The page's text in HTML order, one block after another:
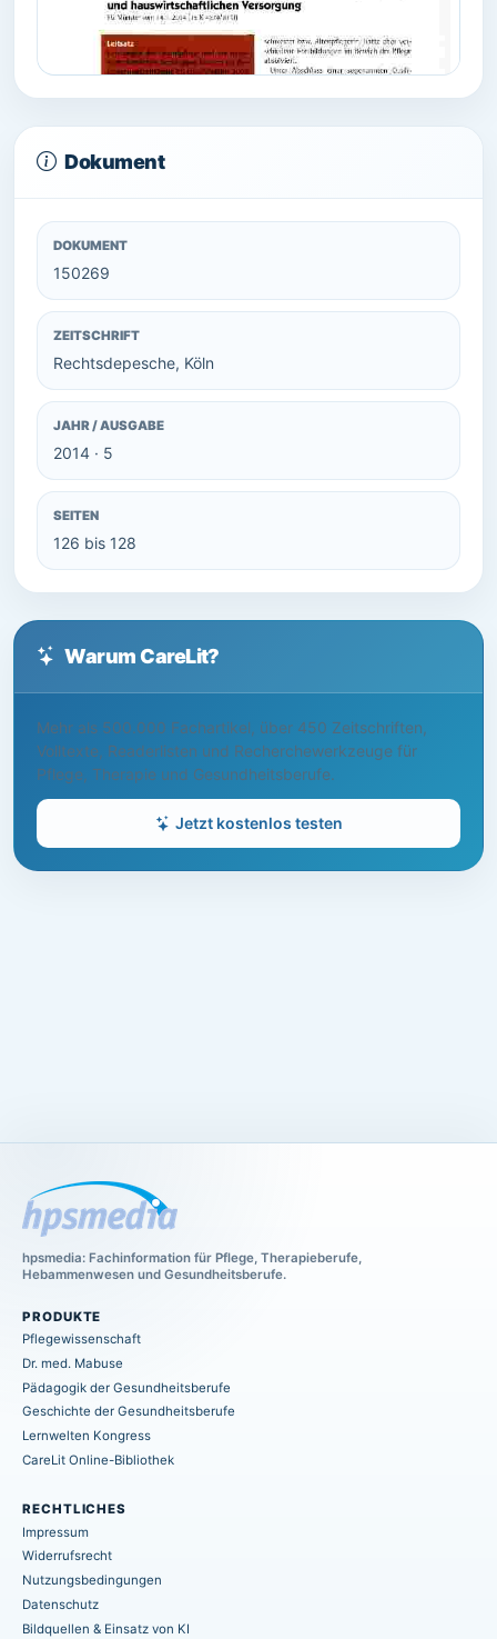
Dokument
DOKUMENT
150269
ZEITSCHRIFT
Rechtsdepesche, Köln
JAHR / AUSGABE
2014 · 5
SEITEN
126 bis 128
Warum CareLit?
Mehr als 500.000 Fachartikel, über 450 Zeitschriften,
Volltexte, Readerlisten und Recherchewerkzeuge für
Pflege, Therapie und Gesundheitsberufe.
Jetzt kostenlos testen
hpsmedia: Fachinformation für Pflege, Therapieberufe,
Hebammenwesen und Gesundheitsberufe.
PRODUKTE
Pflegewissenschaft
Dr. med. Mabuse
Pädagogik der Gesundheitsberufe
Geschichte der Gesundheitsberufe
Lernwelten Kongress
CareLit Online-Bibliothek
RECHTLICHES
Impressum
Widerrufsrecht
Nutzungsbedingungen
Datenschutz
Bildquellen & Einsatz von KI